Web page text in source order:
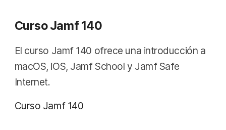
Curso Jamf 140
El curso Jamf 140 ofrece una introducción a
macOS, iOS, Jamf School y Jamf Safe
Internet.
Curso Jamf 140